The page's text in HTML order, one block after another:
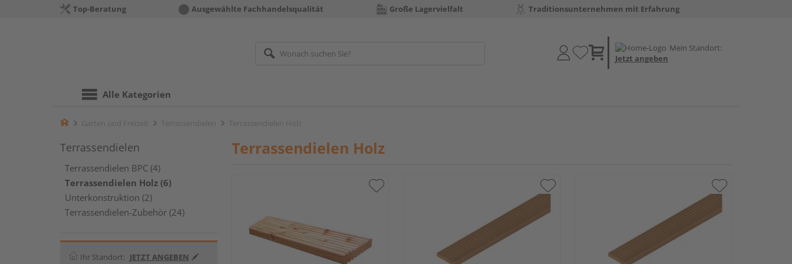
Top-Beratung Ausgewählte Fachhandelsqualität Große Lagervielfalt Traditionsunternehmen mit Erfahrung
Mein Standort:
Jetzt angeben
Alle Kategorien
Home
Terrassendielen
Terrassendielen BPC (4)
Terrassendielen Holz (6)
Unterkonstruktion (2)
Terrassendielen-Zubehör (24)
Ihr Standort: JETZT ANGEBEN
Terrassendielen Holz